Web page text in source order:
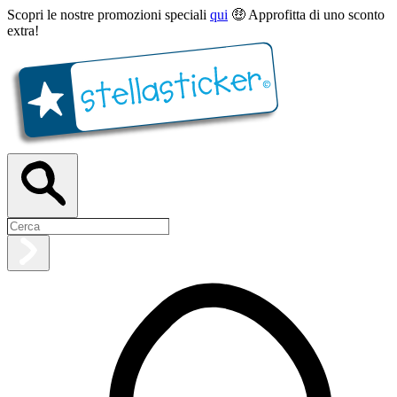
Scopri le nostre promozioni speciali qui 🤑 Approfitta di uno sconto
extra!